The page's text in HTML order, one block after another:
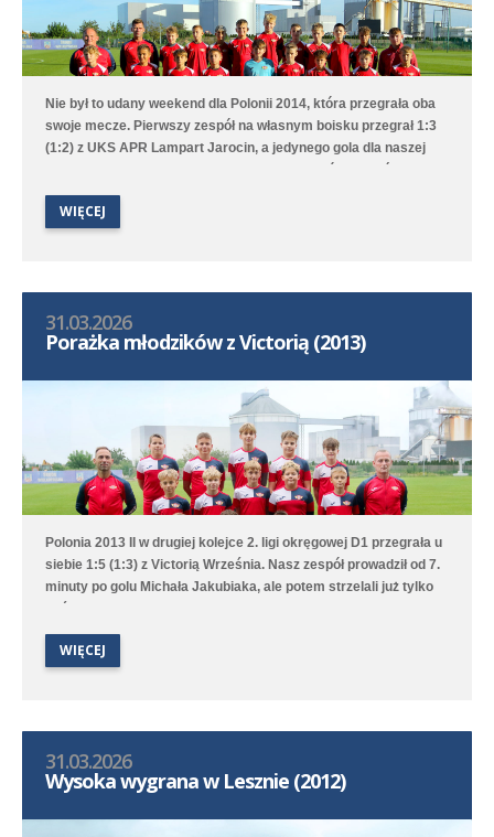
Nie był to udany weekend dla Polonii 2014, która przegrała oba
swoje mecze. Pierwszy zespół na własnym boisku przegrał 1:3
(1:2) z UKS APR Lampart Jarocin, a jedynego gola dla naszej
drużyny strzelił Mikołaj Mielcarek. Drugi zespół w Przeźmierowie
Lampart Komorniki/Dębiec.
WIĘCEJ
31.03.2026
Porażka młodzików z Victorią (2013)
Polonia 2013 II w drugiej kolejce 2. ligi okręgowej D1 przegrała u
siebie 1:5 (1:3) z Victorią Września. Nasz zespół prowadził od 7.
minuty po golu Michała Jakubiaka, ale potem strzelali już tylko
goście.
WIĘCEJ
31.03.2026
Wysoka wygrana w Lesznie (2012)